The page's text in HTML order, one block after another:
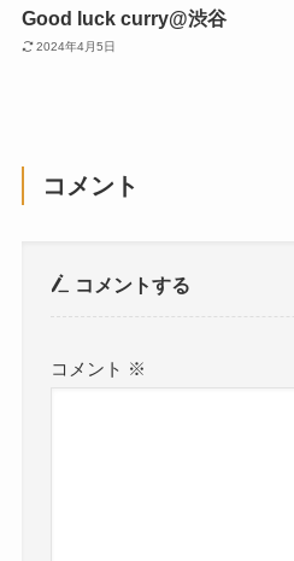
Good luck curry@渋谷
2024年4月5日
コメント
コメントする
コメント ※